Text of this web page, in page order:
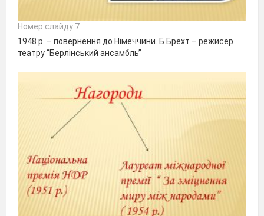
Номер слайду 7
1948 р. – повернення до Німеччини. Б Брехт – режисер
театру “Берлінський ансамбль”